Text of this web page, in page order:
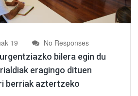
19 No Responses
bilera egin du
eragingo dituen
berriak aztertzeko